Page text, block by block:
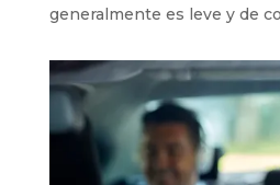
generalmente es leve y de